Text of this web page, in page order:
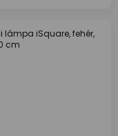
lámpa iSquare, fehér,
cm